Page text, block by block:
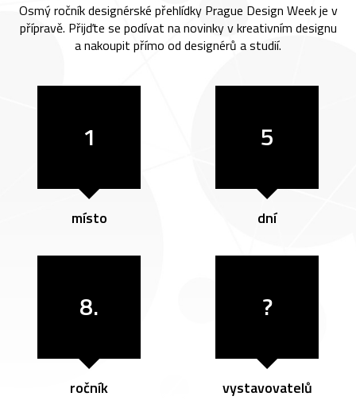
Osmý ročník designérské přehlídky Prague Design Week je v
přípravě. Přijďte se podívat na novinky v kreativním designu
a nakoupit přímo od designérů a studií.
1
místo
5
dní
8.
ročník
?
vystavovatelů